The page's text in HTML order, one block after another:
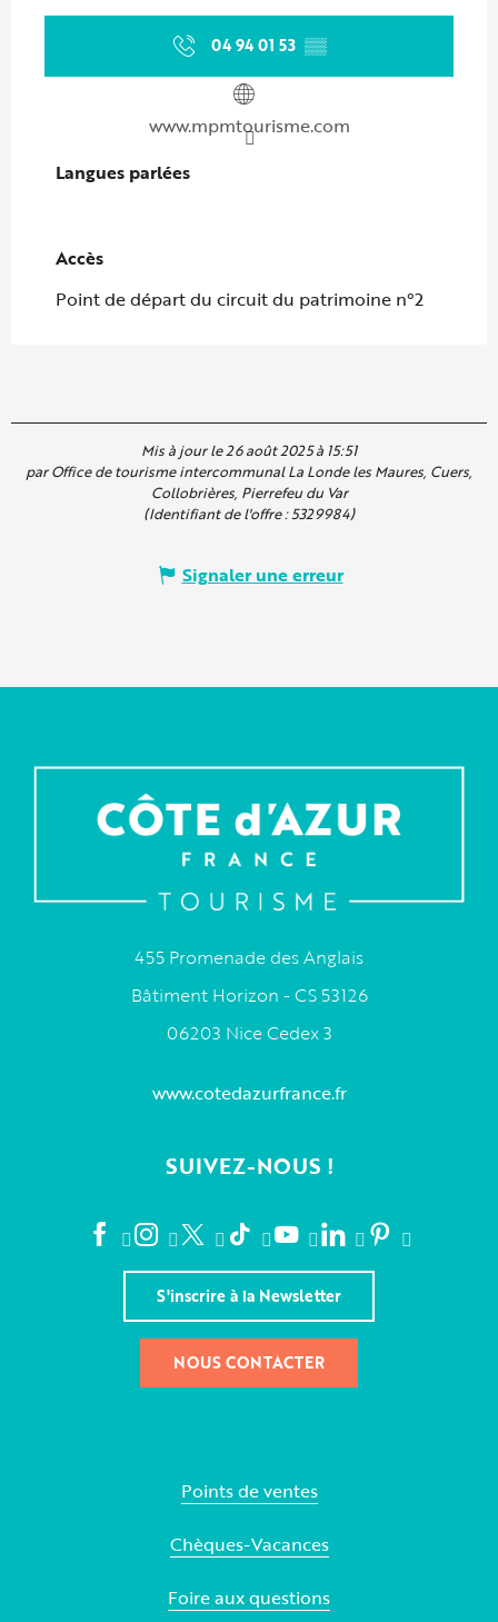
04 94 01 53 ▒▒
www.mpmtourisme.com
Langues parlées
Langues parlées
Accès
Accès
Point de départ du circuit du patrimoine n°2
Mis à jour le 26 août 2025 à 15:51
par Office de tourisme intercommunal La Londe les Maures, Cuers,
Collobrières, Pierrefeu du Var
(Identifiant de l'offre :5329984)
Signaler une erreur
455 Promenade des Anglais
Bâtiment Horizon - CS 53126
06203 Nice Cedex 3
www.cotedazurfrance.fr
SUIVEZ-NOUS !
S'inscrire à la Newsletter
NOUS CONTACTER
Points de ventes
Chèques-Vacances
Foire aux questions